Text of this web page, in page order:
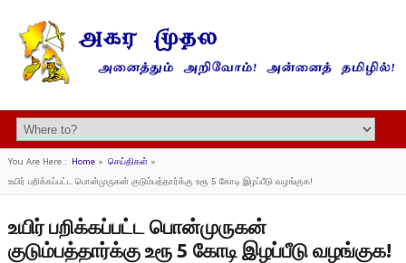
You Are Here : Home» செய்திகள்»
உயிர் பறிக்கப்பட்ட பொன்முருகன் குடும்பத்தார்க்கு உரூ 5 கோடி இழப்பீடு வழங்குக!
உயிர் பறிக்கப்பட்ட பொன்முருகன்
குடும்பத்தார்க்கு உரூ 5 கோடி இழப்பீடு வழங்குக!